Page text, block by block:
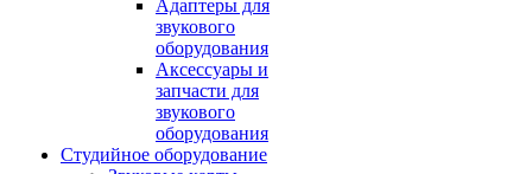
Адаптеры для
звукового
оборудования
Аксессуары и
запчасти для
звукового
оборудования
Студийное оборудование